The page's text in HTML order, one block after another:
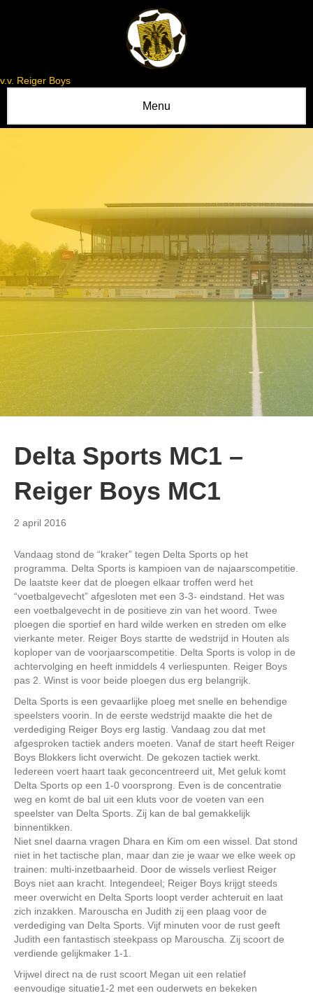
v.v. Reiger Boys
Menu
Delta Sports MC1 –
Reiger Boys MC1
2 april 2016
Vandaag stond de “kraker” tegen Delta Sports op het
programma. Delta Sports is kampioen van de najaarscompetitie.
De laatste keer dat de ploegen elkaar troffen werd het
“voetbalgevecht” afgesloten met een 3-3- eindstand. Het was
een voetbalgevecht in de positieve zin van het woord. Twee
ploegen die sportief en hard wilde werken en streden om elke
vierkante meter. Reiger Boys startte de wedstrijd in Houten als
koploper van de voorjaarscompetitie. Delta Sports is volop in de
achtervolging en heeft inmiddels 4 verliespunten. Reiger Boys
pas 2. Winst is voor beide ploegen dus erg belangrijk.
Delta Sports is een gevaarlijke ploeg met snelle en behendige
speelsters voorin. In de eerste wedstrijd maakte die het de
verdediging Reiger Boys erg lastig. Vandaag zou dat met
afgesproken tactiek anders moeten. Vanaf de start heeft Reiger
Boys Blokkers licht overwicht. De gekozen tactiek werkt.
Iedereen voert haart taak geconcentreerd uit, Met geluk komt
Delta Sports op een 1-0 voorsprong. Even is de concentratie
weg en komt de bal uit een kluts voor de voeten van een
speelster van Delta Sports. Zij kan de bal gemakkelijk
binnentikken.
Niet snel daarna vragen Dhara en Kim om een wissel. Dat stond
niet in het tactische plan, maar dan zie je waar we elke week op
trainen: multi-inzetbaarheid. Door de wissels verliest Reiger
Boys niet aan kracht. Integendeel; Reiger Boys krijgt steeds
meer overwicht en Delta Sports loopt verder achteruit en laat
zich inzakken. Marouscha en Judith zij een plaag voor de
verdediging van Delta Sports. Vijf minuten voor de rust geeft
Judith een fantastisch steekpass op Marouscha. Zij scoort de
verdiende gelijkmaker 1-1.
Vrijwel direct na de rust scoort Megan uit een relatief
eenvoudige situatie1-2 met een ouderwets en bekeken